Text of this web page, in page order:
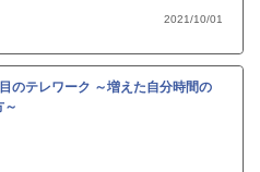
2021/10/01
のテレワーク ～増えた自分時間の
～